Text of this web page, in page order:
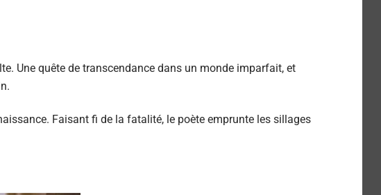
Une quête de transcendance dans un monde imparfait, et
Faisant fi de la fatalité, le poète emprunte les sillages